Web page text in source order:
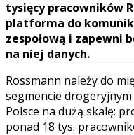
tysięcy pracowników
platforma do
zespołową i zapewni
na niej danych.
Rossmann należy do
segmencie drogeryjnym
Polsce na dużą skalę:
ponad 18 tys.